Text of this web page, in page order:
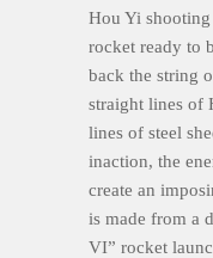
Hou Yi
rocket ready to
back the string
straight lines of
lines of steel
inaction, the
create an
is made from a
VI” rocket